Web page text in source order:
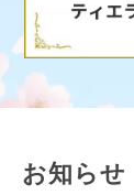
お知らせ